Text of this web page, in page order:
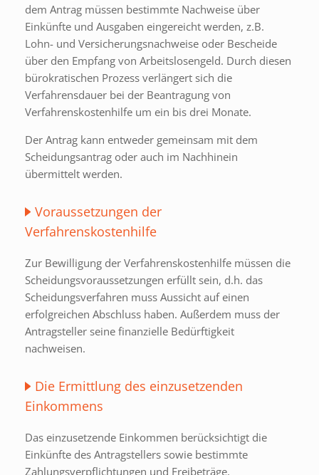
dem Antrag müssen bestimmte Nachweise über
Einkünfte und Ausgaben eingereicht werden, z.B.
Lohn- und Versicherungsnachweise oder Bescheide
über den Empfang von Arbeitslosengeld. Durch diesen
bürokratischen Prozess verlängert sich die
Verfahrensdauer bei der Beantragung von
Verfahrenskostenhilfe um ein bis drei Monate.
Der Antrag kann entweder gemeinsam mit dem
Scheidungsantrag oder auch im Nachhinein
übermittelt werden.
Voraussetzungen der
Verfahrenskostenhilfe
Zur Bewilligung der Verfahrenskostenhilfe müssen die
Scheidungsvoraussetzungen erfüllt sein, d.h. das
Scheidungsverfahren muss Aussicht auf einen
erfolgreichen Abschluss haben. Außerdem muss der
Antragsteller seine finanzielle Bedürftigkeit
nachweisen.
Die Ermittlung des einzusetzenden
Einkommens
Das einzusetzende Einkommen berücksichtigt die
Einkünfte des Antragstellers sowie bestimmte
Zahlungsverpflichtungen und Freibeträge.